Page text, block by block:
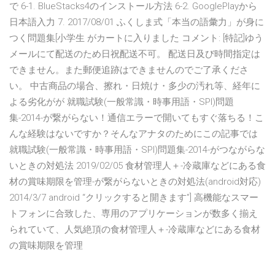
で 6-1. BlueStacks4のインストール方法 6-2. GooglePlayから
日本語入力 7. 2017/08/01 ふくしま式「本当の語彙力」が身に
つく問題集[小学生 がカートに入りました コメント: [特記]ゆう
メールにて配送のため日祝配送不可。 配送日及び時間指定は
できません。また郵便追跡はできませんのでご了承くださ
い。 中古商品の場合、擦れ・日焼け・多少の汚れ等、経年に
よる劣化がが 就職試験(一般常識・時事用語・SPI)問題
集-2014-が繋がらない！通信エラーで開いてもすぐ落ちる！こ
んな経験はないですか？そんなアナタのためにこの記事では
就職試験(一般常識・時事用語・SPI)問題集-2014-がつながらな
いときの対処法 2019/02/05 食材管理人＋-冷蔵庫などにある食
材の賞味期限を管理-が繋がらないときの対処法(android対応)
2014/3/7 android “クリックすると開きます”] 高機能なスマー
トフォンに合致した、専用のアプリケーションが数多く揃え
られていて、人気絶頂の食材管理人＋-冷蔵庫などにある食材
の賞味期限を管理